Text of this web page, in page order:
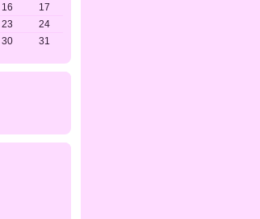
16
17
23
24
30 31